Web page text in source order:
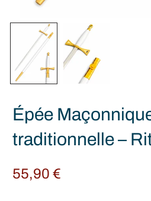
Épée
traditionnelle –
55,90€